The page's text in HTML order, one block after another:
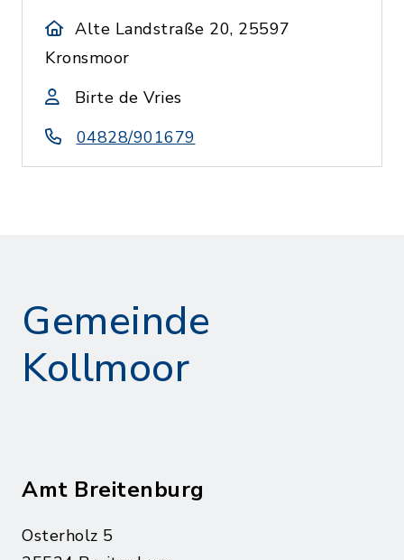
Alte Landstraße 20, 25597
Kronsmoor
Birte de Vries
04828/901679
Gemeinde
Kollmoor
Amt Breitenburg
Osterholz 5